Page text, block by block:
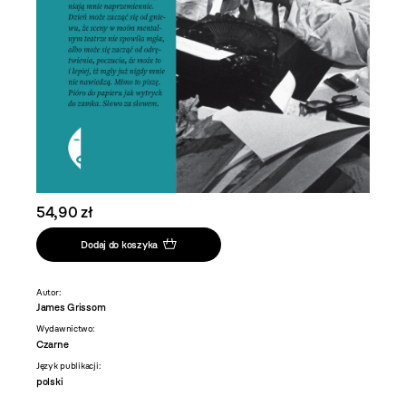
54,90 zł
Dodaj do koszyka
Autor:
James Grissom
Wydawnictwo:
Czarne
Język publikacji:
polski